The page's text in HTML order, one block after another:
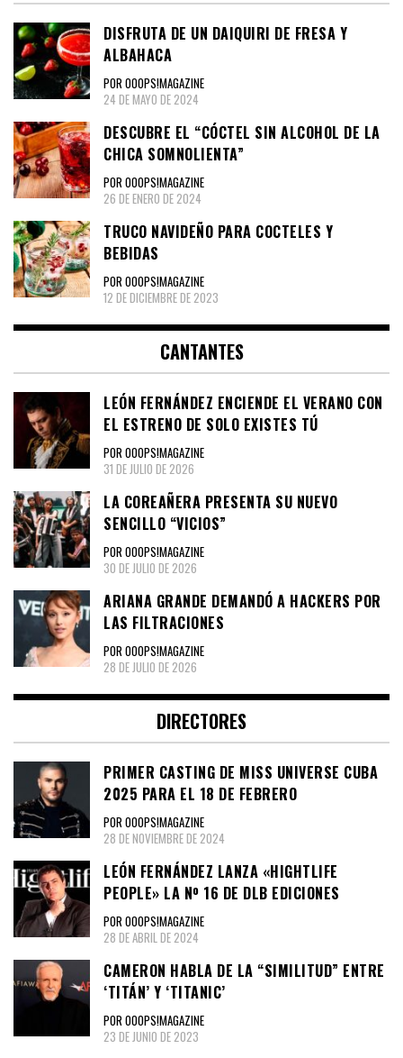
DISFRUTA DE UN DAIQUIRI DE FRESA Y
ALBAHACA
POR OOOPS!MAGAZINE
24 DE MAYO DE 2024
DESCUBRE EL “CÓCTEL SIN ALCOHOL DE LA
CHICA SOMNOLIENTA”
POR OOOPS!MAGAZINE
26 DE ENERO DE 2024
TRUCO NAVIDEÑO PARA COCTELES Y
BEBIDAS
POR OOOPS!MAGAZINE
12 DE DICIEMBRE DE 2023
CANTANTES
LEÓN FERNÁNDEZ ENCIENDE EL VERANO CON
EL ESTRENO DE SOLO EXISTES TÚ
POR OOOPS!MAGAZINE
31 DE JULIO DE 2026
LA COREAÑERA PRESENTA SU NUEVO
SENCILLO “VICIOS”
POR OOOPS!MAGAZINE
30 DE JULIO DE 2026
ARIANA GRANDE DEMANDÓ A HACKERS POR
LAS FILTRACIONES
POR OOOPS!MAGAZINE
28 DE JULIO DE 2026
DIRECTORES
PRIMER CASTING DE MISS UNIVERSE CUBA
2025 PARA EL 18 DE FEBRERO
POR OOOPS!MAGAZINE
28 DE NOVIEMBRE DE 2024
LEÓN FERNÁNDEZ LANZA «HIGHTLIFE
PEOPLE» LA Nº 16 DE DLB EDICIONES
POR OOOPS!MAGAZINE
28 DE ABRIL DE 2024
CAMERON HABLA DE LA “SIMILITUD” ENTRE
‘TITÁN’ Y ‘TITANIC’
POR OOOPS!MAGAZINE
23 DE JUNIO DE 2023